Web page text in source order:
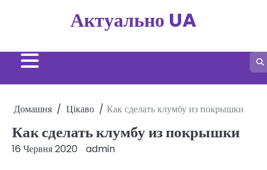
Актуально UA
Домашня Цікаво Как сделать клумбу из покрышки
Как сделать клумбу из покрышки
16 Червня 2020 admin